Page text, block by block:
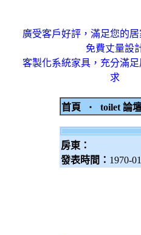
廣受客戶好評，滿足您的居
免費丈量設
客製化系統家具，充分滿
求
首頁 ‧ toilet 論壇
房東：
發表時間： 1970-